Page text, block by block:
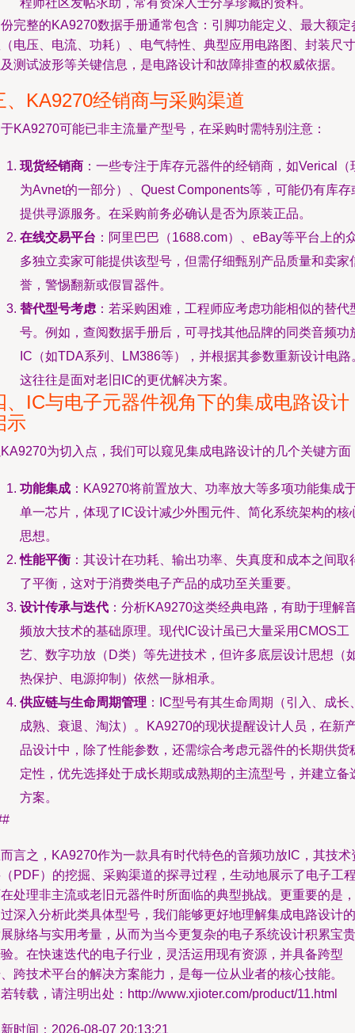
程师社区发帖求助，常有资深人士分享珍藏的资料。
完整的KA9270数据手册通常包含：引脚功能定义、最大额定
电压、电流、功耗）、电气特性、典型应用电路图、封装尺寸
测试波形等关键信息，是电路设计和故障排查的权威依据。
、KA9270经销商与采购渠道
KA9270可能已非主流量产型号，在采购时需特别注意：
现货经销商 ：一些专注于库存元器件的经销商，如Verical（
为Avnet的一部分）、Quest Components等，可能仍有库存
提供寻源服务。在采购前务必确认是否为原装正品。
在线交易平台 ：阿里巴巴（1688.com）、eBay等平台上的
多独立卖家可能提供该型号，但需仔细甄别产品质量和卖家
誉，警惕翻新或假冒器件。
替代型号考虑 ：若采购困难，工程师应考虑功能相似的替代
号。例如，查阅数据手册后，可寻找其他品牌的同类音频功
IC（如TDA系列、LM386等），并根据其参数重新设计电路
这往往是面对老旧IC的更优解决方案。
、IC与电子元器件视角下的集成电路设计
示
为切入点，我们可以窥见集成电路设计的几个关键方面
功能集成 ：KA9270将前置放大、功率放大等多项功能集成
单一芯片，体现了IC设计减少外围元件、简化系统架构的核
思想。
性能平衡 ：其设计在功耗、输出功率、失真度和成本之间取
了平衡，这对于消费类电子产品的成功至关重要。
设计传承与迭代 ：分析KA9270这类经典电路，有助于理解
频放大技术的基础原理。现代IC设计虽已大量采用CMOS工
艺、数字功放（D类）等先进技术，但许多底层设计思想（
热保护、电源抑制）依然一脉相承。
供应链与生命周期管理 ：IC型号有其生命周期（引入、成长
成熟、衰退、淘汰）。KA9270的现状提醒设计人员，在新
品设计中，除了性能参数，还需综合考虑元器件的长期供货
定性，优先选择处于成长期或成熟期的主流型号，并建立备
方案。
言之，KA9270作为一款具有时代特色的音频功放IC，其技术
PDF）的挖掘、采购渠道的探寻过程，生动地展示了电子工
处理非主流或老旧元器件时所面临的典型挑战。更重要的是，
深入分析此类具体型号，我们能够更好地理解集成电路设计的
脉络与实用考量，从而为当今更复杂的电子系统设计积累宝贵
。在快速迭代的电子行业，灵活运用现有资源，并具备跨型
跨技术平台的解决方案能力，是每一位从业者的核心技能。
转载，请注明出处：http://www.xjioter.com/product/11.html
时间：2026-08-07 20:13:21